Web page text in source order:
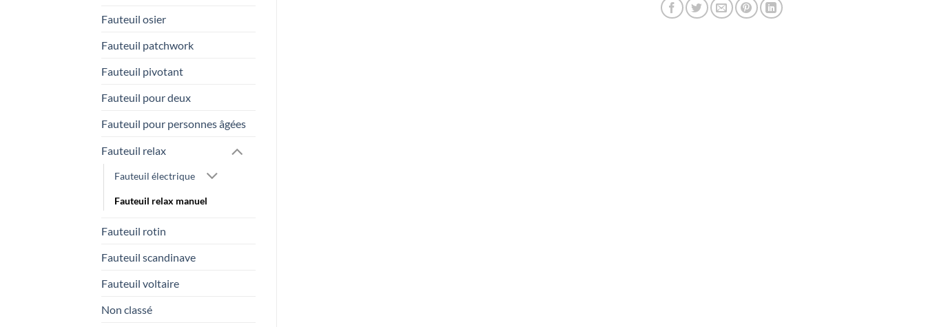
Fauteuil osier
Fauteuil patchwork
Fauteuil pivotant
Fauteuil pour deux
Fauteuil pour personnes âgées
Fauteuil relax
Fauteuil électrique
Fauteuil relax manuel
Fauteuil rotin
Fauteuil scandinave
Fauteuil voltaire
Non classé